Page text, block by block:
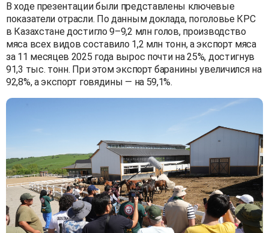
В ходе презентации были представлены ключевые
показатели отрасли. По данным доклада, поголовье КРС
в Казахстане достигло 9–9,2 млн голов, производство
мяса всех видов составило 1,2 млн тонн, а экспорт мяса
за 11 месяцев 2025 года вырос почти на 25%, достигнув
91,3 тыс. тонн. При этом экспорт баранины увеличился на
92,8%, а экспорт говядины — на 59,1%.